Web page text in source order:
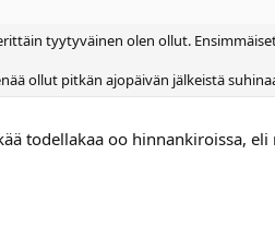
tyytyväinen olen ollut.
ollut pitkän ajopäivän jälkeistä
todellakaa oo hinnankiroissa,